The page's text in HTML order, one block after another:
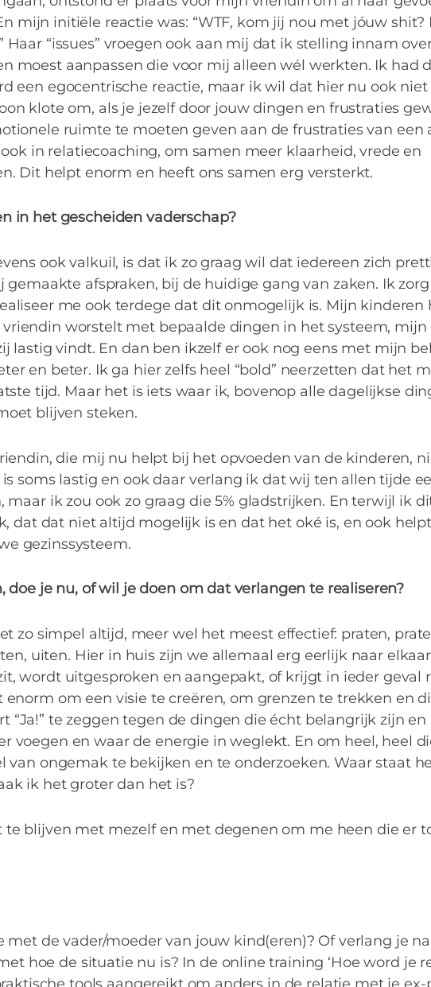
mijn initiële reactie was: “WTF, kom jij nou met jóuw shit?
“issues” vroegen ook aan mij dat ik stelling innam
moest aanpassen die voor mij alleen wél werkten. Ik had
een egocentrische reactie, maar ik wil dat hier nu ook niet
klote om, als je jezelf door jouw dingen en frustraties
ruimte te moeten geven aan de frustraties van een
in relatiecoaching, om samen meer klaarheid, vrede en
Dit helpt enorm en heeft ons samen erg versterkt.
in het gescheiden vaderschap?
ook valkuil, is dat ik zo graag wil dat iedereen zich
afspraken, bij de huidige gang van zaken. Ik
me ook terdege dat dit onmogelijk is. Mijn kinderen
worstelt met bepaalde dingen in het systeem, mijn
lastig vindt. En dan ben ikzelf er ook nog eens met mijn
en beter. Ik ga hier zelfs heel “bold” neerzetten dat het
tijd. Maar het is iets waar ik, bovenop alle dagelijkse
blijven steken.
die mij nu helpt bij het opvoeden van de kinderen,
soms lastig en ook daar verlang ik dat wij ten allen tijde
maar ik zou ook zo graag die 5% gladstrijken. En terwijl ik
dat dat niet altijd mogelijk is en dat het oké is, en ook
gezinssysteem.
doe je nu, of wil je doen om dat verlangen te realiseren?
zo simpel altijd, meer wel het meest effectief: praten,
uiten. Hier in huis zijn we allemaal erg eerlijk naar
wordt uitgesproken en aangepakt, of krijgt in ieder geval
om een visie te creëren, om grenzen te trekken en
“Ja!” te zeggen tegen de dingen die écht belangrijk zijn en
voegen en waar de energie in weglekt. En om heel, heel
van ongemak te bekijken en te onderzoeken. Waar staat
ik het groter dan het is?
te blijven met mezelf en met degenen om me heen die er
de vader/moeder van jouw kind(eren)? Of verlang je
hoe de situatie nu is? In de online training ‘Hoe word je